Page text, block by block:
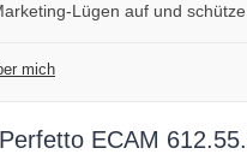
Lügen auf und
mich
ECAM